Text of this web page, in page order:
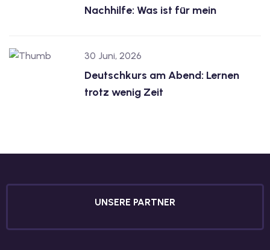
Nachhilfe: Was ist für mein
30 Juni, 2026
Deutschkurs am Abend: Lernen
trotz wenig Zeit
UNSERE PARTNER